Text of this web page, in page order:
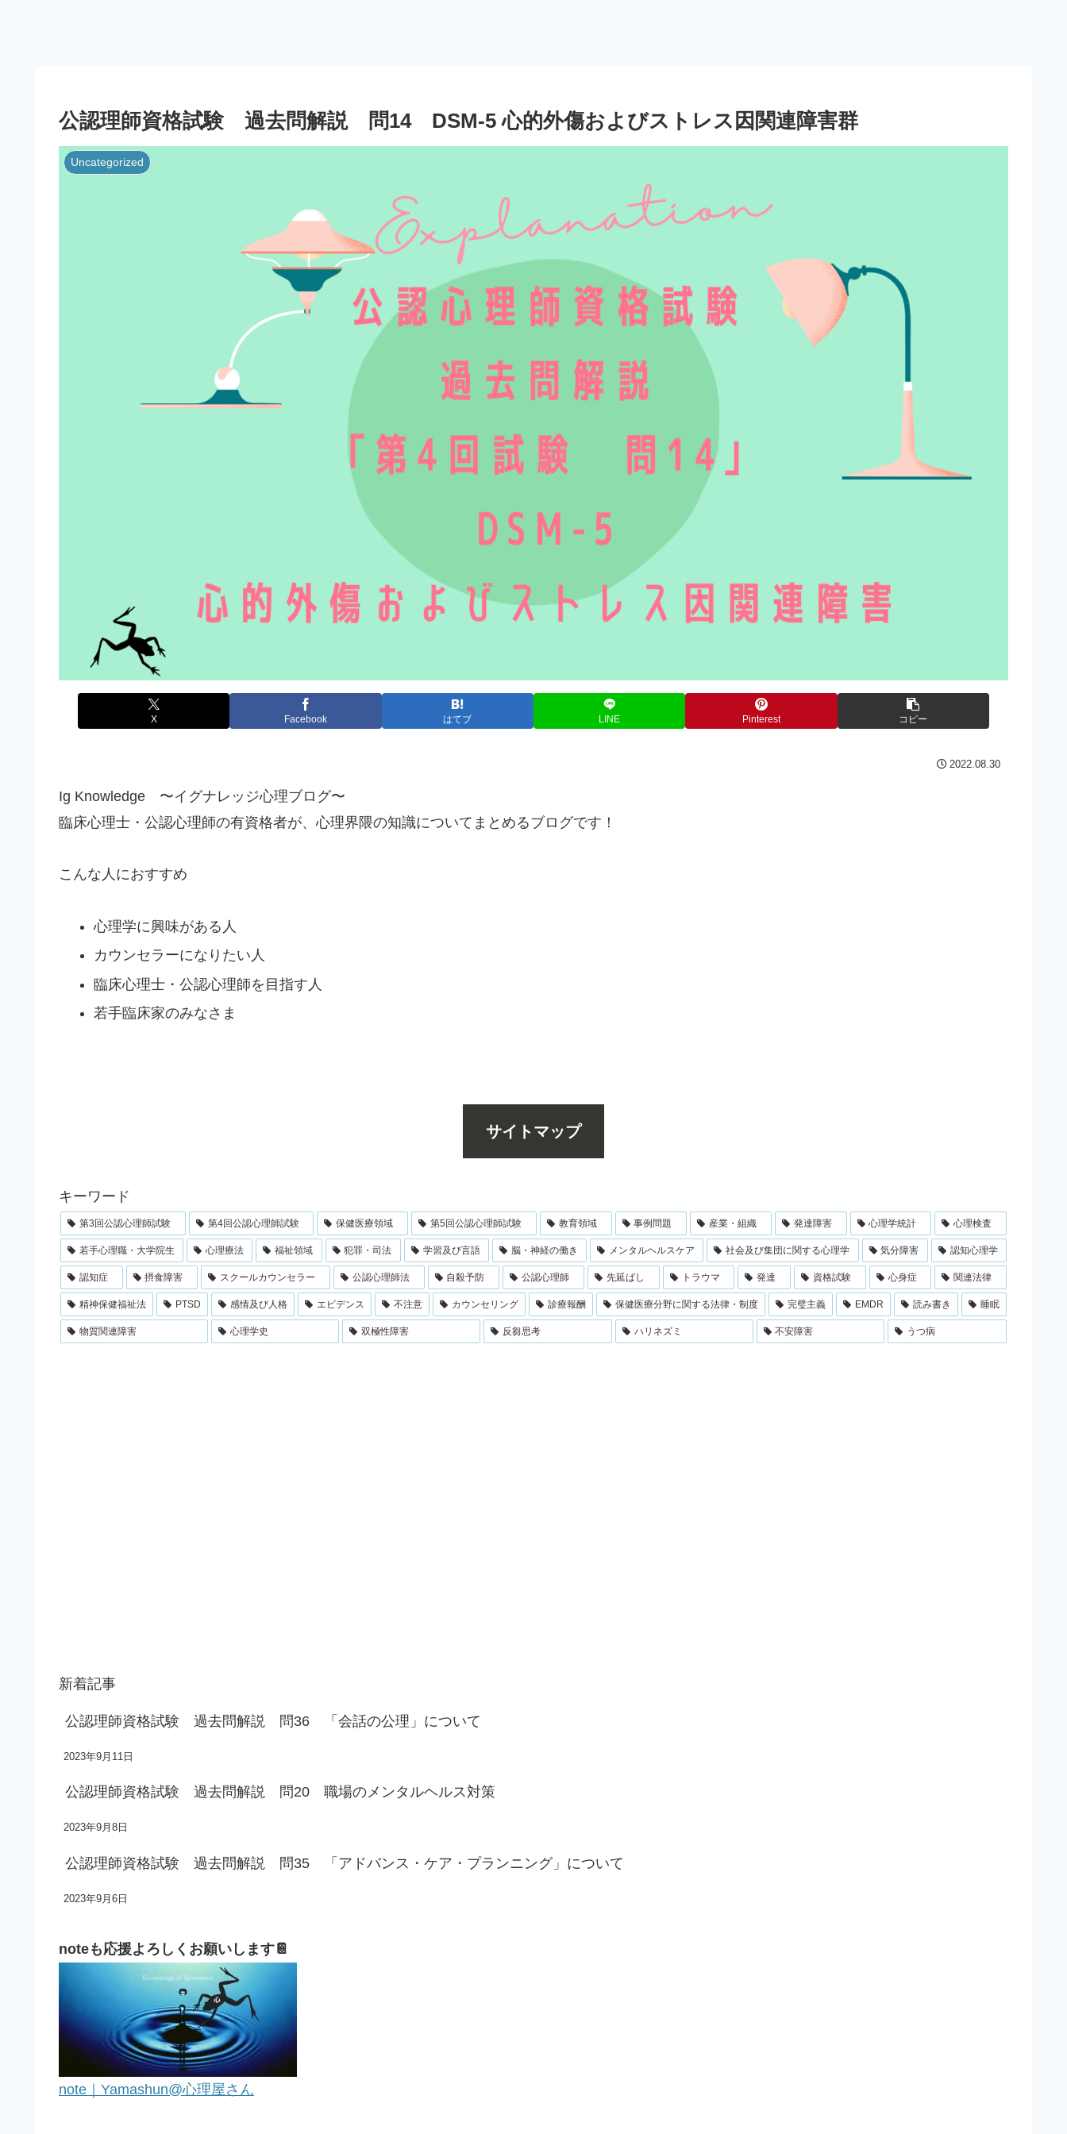
公認理師資格試験 過去問解説 問14 DSM-5 心的外傷およびストレス因関連障害群
Uncategorized
X Facebook はてブ LINE Pinterest コピー
2022.08.30
Ig Knowledge 〜イグナレッジ心理ブログ〜
臨床心理士・公認心理師の有資格者が、心理界隈の知識についてまとめるブログです！
こんな人におすすめ
心理学に興味がある人
カウンセラーになりたい人
臨床心理士・公認心理師を目指す人
若手臨床家のみなさま
サイトマップ
キーワード
第3回公認心理師試験 第4回公認心理師試験 保健医療領域 第5回公認心理師試験 教育領域 事例問題 産業・組織 発達障害 心理学統計 心理検査
若手心理職・大学院生 心理療法 福祉領域 犯罪・司法 学習及び言語 脳・神経の働き メンタルヘルスケア 社会及び集団に関する心理学 気分障害 認知心理学
認知症 摂食障害 スクールカウンセラー 公認心理師法 自殺予防 公認心理師 先延ばし トラウマ 発達 資格試験 心身症 関連法律
精神保健福祉法 PTSD 感情及び人格 エビデンス 不注意 カウンセリング 診療報酬 保健医療分野に関する法律・制度 完璧主義 EMDR 読み書き 睡眠
物質関連障害 心理学史 双極性障害 反芻思考 ハリネズミ 不安障害 うつ病
新着記事
公認理師資格試験 過去問解説 問36 「会話の公理」について
2023年9月11日
公認理師資格試験 過去問解説 問20 職場のメンタルヘルス対策
2023年9月8日
公認理師資格試験 過去問解説 問35 「アドバンス・ケア・プランニング」について
2023年9月6日
noteも応援よろしくお願いします📔
note｜Yamashun@心理屋さん